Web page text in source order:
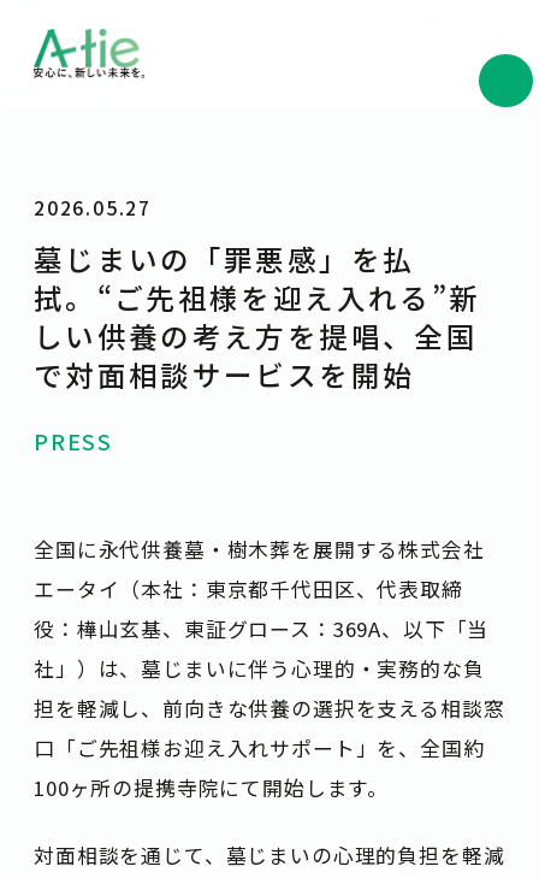
2026.05.27
墓じまいの「罪悪感」を払
拭。“ご先祖様を迎え入れる”新
しい供養の考え方を提唱、全国
で対面相談サービスを開始
PRESS
全国に永代供養墓・樹木葬を展開する株式会社
エータイ（本社：東京都千代田区、代表取締
役：樺山玄基、東証グロース：369A、以下「当
社」）は、墓じまいに伴う心理的・実務的な負
担を軽減し、前向きな供養の選択を支える相談窓
口「ご先祖様お迎え入れサポート」を、全国約
100ヶ所の提携寺院にて開始します。
対面相談を通じて、墓じまいの心理的負担を軽減